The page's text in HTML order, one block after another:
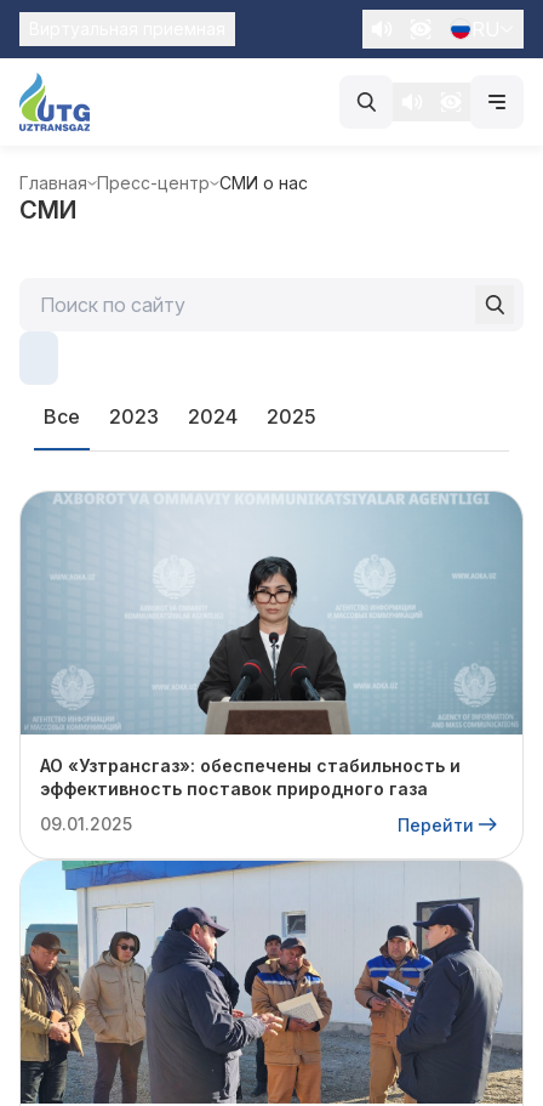
Главная Пресс-центр СМИ о нас
СМИ
Все 2023 2024 2025
АО «Узтрансгаз»: обеспечены стабильность и
эффективность поставок природного газа
09.01.2025
Перейти